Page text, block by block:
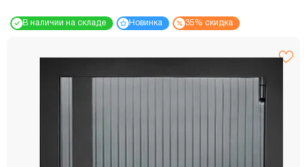
В наличии на складе Новинка 35% скидка